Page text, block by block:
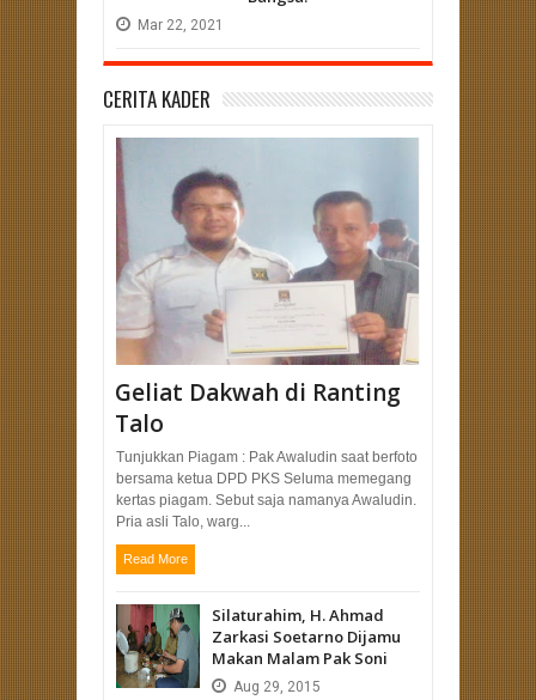
Mar 22, 2021
CERITA KADER
Geliat Dakwah di Ranting
Talo
Tunjukkan Piagam : Pak Awaludin saat berfoto
bersama ketua DPD PKS Seluma memegang
kertas piagam. Sebut saja namanya Awaludin.
Pria asli Talo, warg...
Read More
Silaturahim, H. Ahmad
Zarkasi Soetarno Dijamu
Makan Malam Pak Soni
Aug 29, 2015